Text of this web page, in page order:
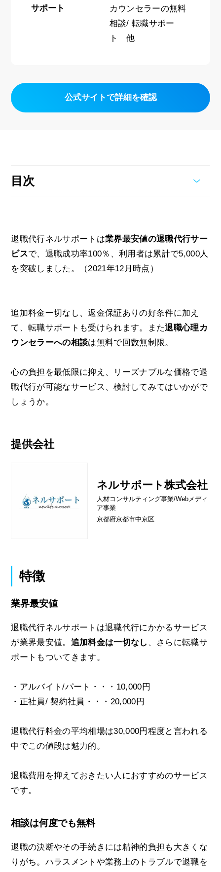
サポート
カウンセラーの無料
相談/ 転職サポー
ト 他
公式サイトで詳細を確認
目次
退職代行ネルサポートは業界最安値の退職代行サー
ビスで、退職成功率100％、利用者は累計で5,000人
を突破しました。（2021年12月時点）
追加料金一切なし、返金保証ありの好条件に加え
て、転職サポートも受けられます。また退職心理カ
ウンセラーへの相談は無料で回数無制限。
心の負担を最低限に抑え、リーズナブルな価格で退
職代行が可能なサービス、検討してみてはいかがで
しょうか。
提供会社
ネルサポート株式会社
人材コンサルティング事業/Webメディ
ア事業
京都府京都市中京区
特徴
業界最安値
退職代行ネルサポートは退職代行にかかるサービス
が業界最安値。 追加料金は一切なし 、さらに転職サ
ポートもついてきます。
・アルバイト/パート・・・10,000円
・正社員/ 契約社員・・・20,000円
退職代行料金の平均相場は30,000円程度と言われる
中でこの値段は魅力的。
退職費用を抑えておきたい人におすすめのサービス
です。
相談は何度でも無料
退職の決断やその手続きには精神的負担も大きくな
りがち。ハラスメントや業務上のトラブルで退職を